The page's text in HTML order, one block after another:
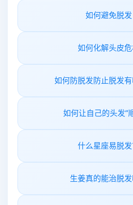
如何避免脱发
如何化解头皮
如何防脱发防止脱发
如何让自己的头发“
什么星座易脱发
生姜真的能治脱发